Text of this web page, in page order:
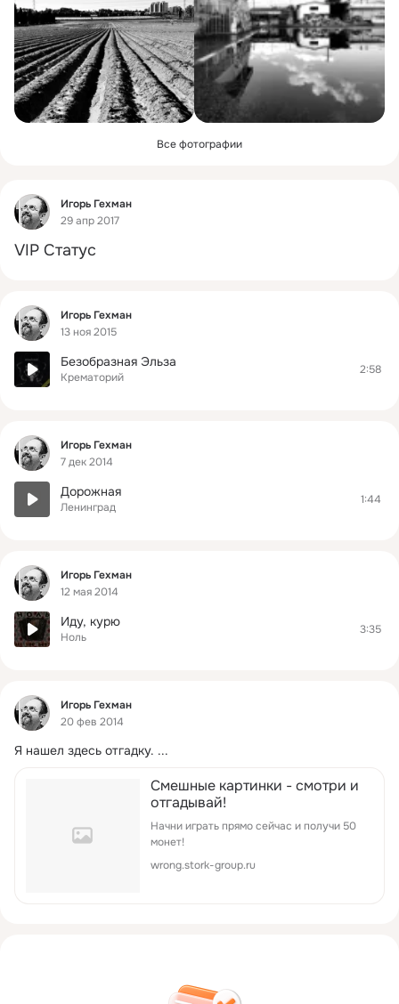
Все фотографии
Фид
Игорь Гехман
29 апр 2017
VIP Статус
Фид
Игорь Гехман
13 ноя 2015
Безобразная Эльза
Крематорий
2:58
Фид
Игорь Гехман
7 дек 2014
Дорожная
Ленинград
1:44
Фид
Игорь Гехман
12 мая 2014
Иду, курю
Ноль
3:35
Фид
Игорь Гехман
20 фев 2014
Я нашел здесь отгадку. ...
Смешные картинки - смотри и
отгадывай!
Начни играть прямо сейчас и получи 50
монет!
wrong.stork-group.ru